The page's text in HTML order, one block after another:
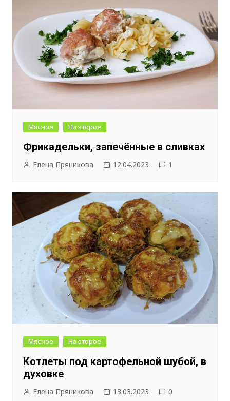
Мясное На второе
Фрикадельки, запечённые в сливках
Елена Пряникова 12.04.2023 1
Мясное На второе
Котлеты под картофельной шубой, в
духовке
Елена Пряникова 13.03.2023 0